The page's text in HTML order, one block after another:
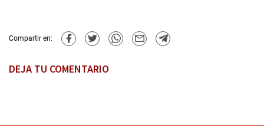
Compartir en:
DEJA TU COMENTARIO